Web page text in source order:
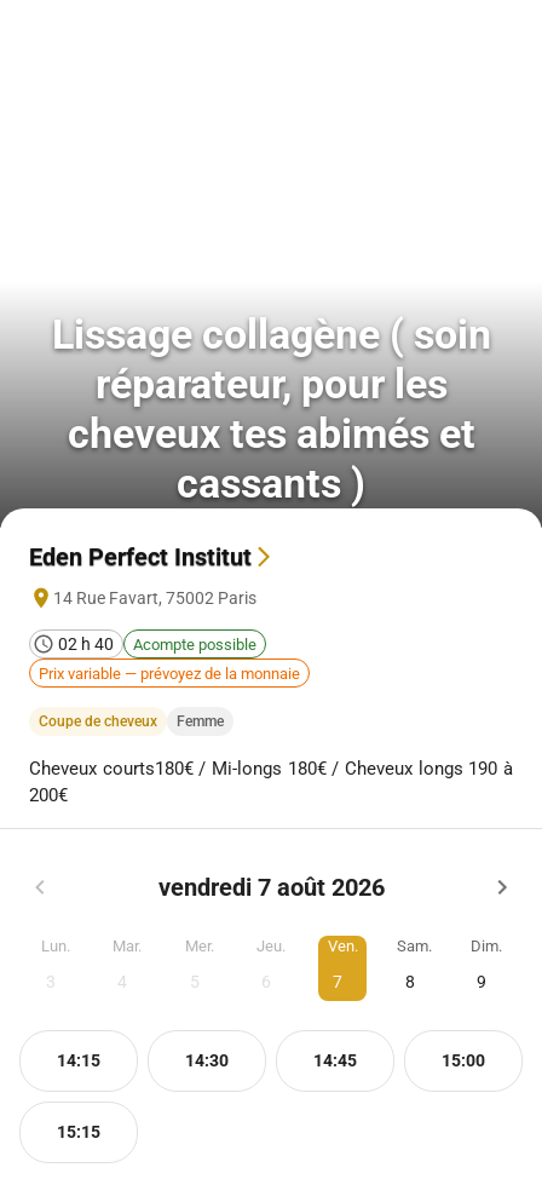
Lissage collagène ( soin
réparateur, pour les
cheveux tes abimés et
cassants )
Eden Perfect Institut
14 Rue Favart, 75002 Paris
02 h 40
Acompte possible
Prix variable — prévoyez de la monnaie
Coupe de cheveux Femme
Cheveux courts180€ / Mi-longs 180€ / Cheveux longs 190 à
200€
vendredi 7 août 2026
Lun.
3
Mar.
4
Mer.
5
Jeu.
6
Ven.
7
Sam.
8
Dim.
9
14:15 14:30 14:45 15:00
15:15